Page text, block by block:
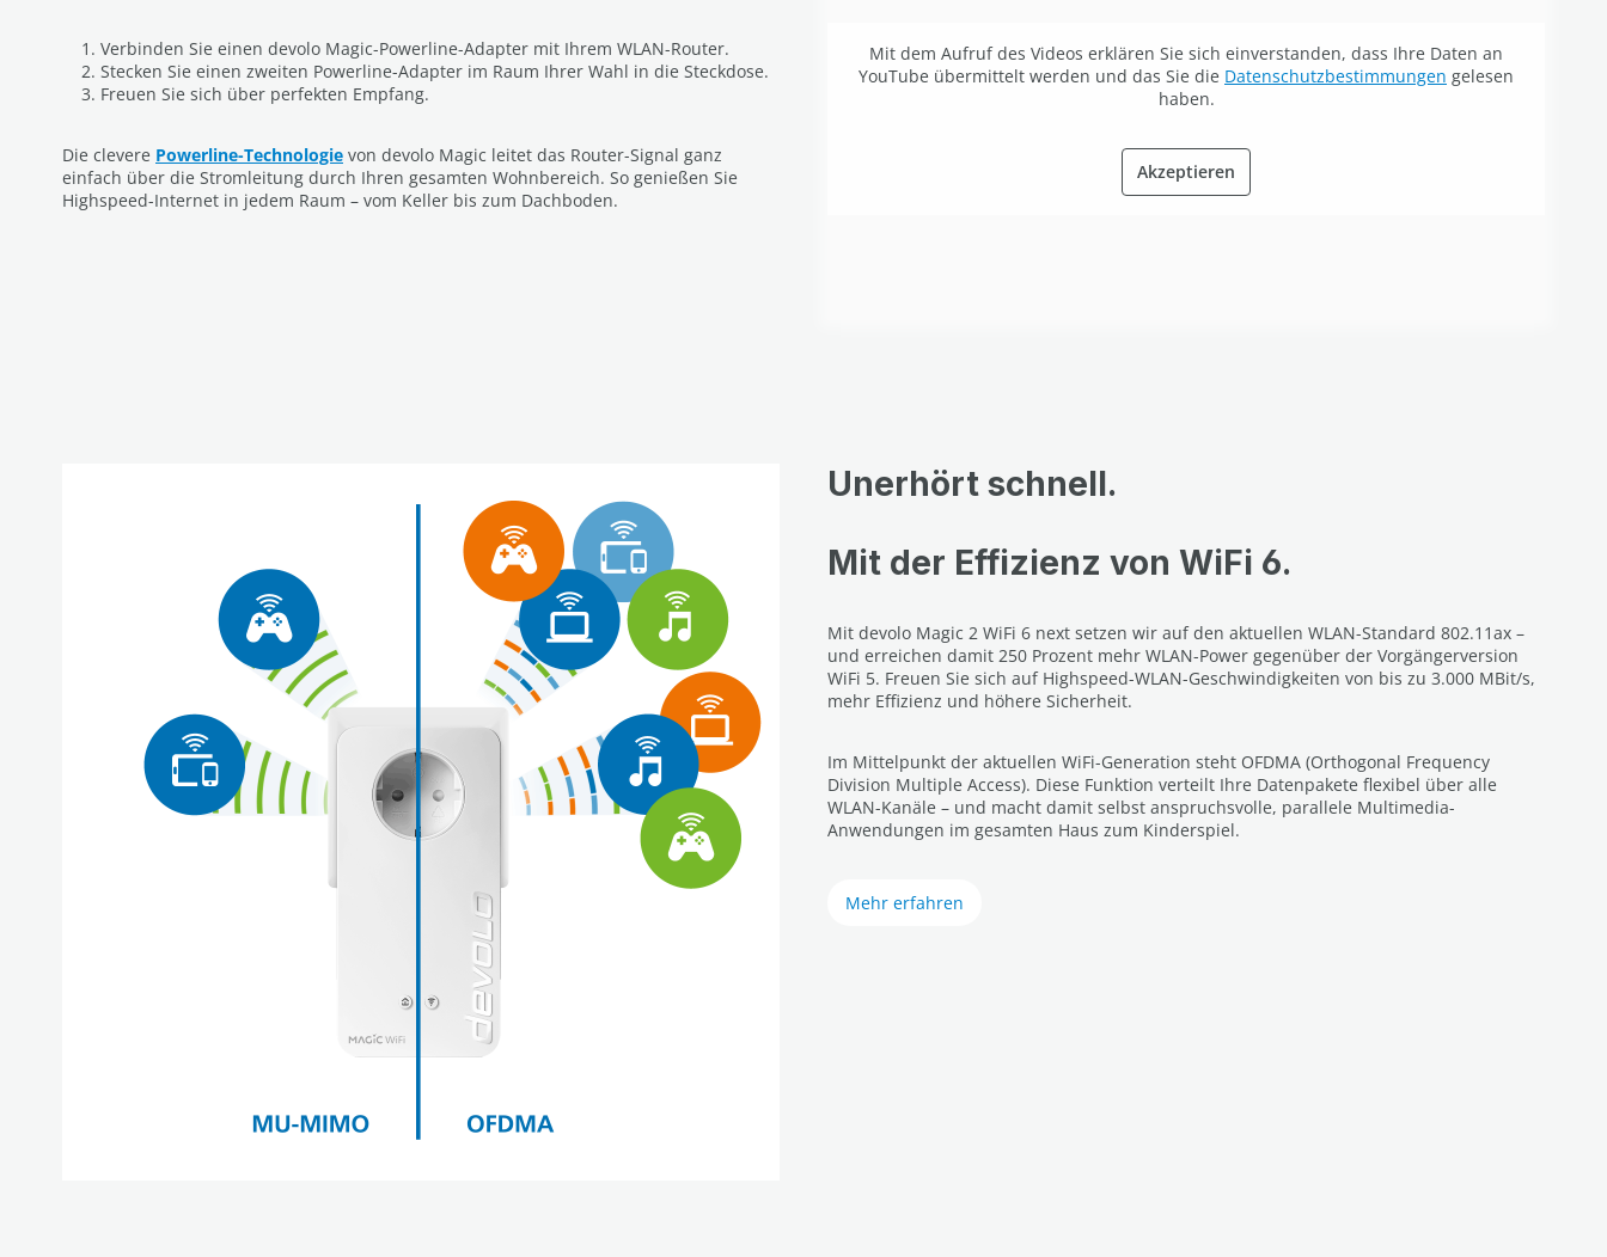
Verbinden Sie einen devolo Magic-Powerline-Adapter mit Ihrem WLAN-Router.
Stecken Sie einen zweiten Powerline-Adapter im Raum Ihrer Wahl in die Steckdose.
Freuen Sie sich über perfekten Empfang.
Die clevere Powerline-Technologie von devolo Magic leitet das Router-Signal ganz
einfach über die Stromleitung durch Ihren gesamten Wohnbereich. So genießen Sie
Highspeed-Internet in jedem Raum – vom Keller bis zum Dachboden.
Mit dem Aufruf des Videos erklären Sie sich einverstanden, dass Ihre Daten an
YouTube übermittelt werden und das Sie die Datenschutzbestimmungen gelesen
haben.
Akzeptieren
Unerhört schnell.
Mit der Effizienz von WiFi 6.
Mit devolo Magic 2 WiFi 6 next setzen wir auf den aktuellen WLAN-Standard 802.11ax –
und erreichen damit 250 Prozent mehr WLAN-Power gegenüber der Vorgängerversion
WiFi 5. Freuen Sie sich auf Highspeed-WLAN-Geschwindigkeiten von bis zu 3.000 MBit/s,
mehr Effizienz und höhere Sicherheit.
Im Mittelpunkt der aktuellen WiFi-Generation steht OFDMA (Orthogonal Frequency
Division Multiple Access). Diese Funktion verteilt Ihre Datenpakete flexibel über alle
WLAN-Kanäle – und macht damit selbst anspruchsvolle, parallele Multimedia-
Anwendungen im gesamten Haus zum Kinderspiel.
Mehr erfahren